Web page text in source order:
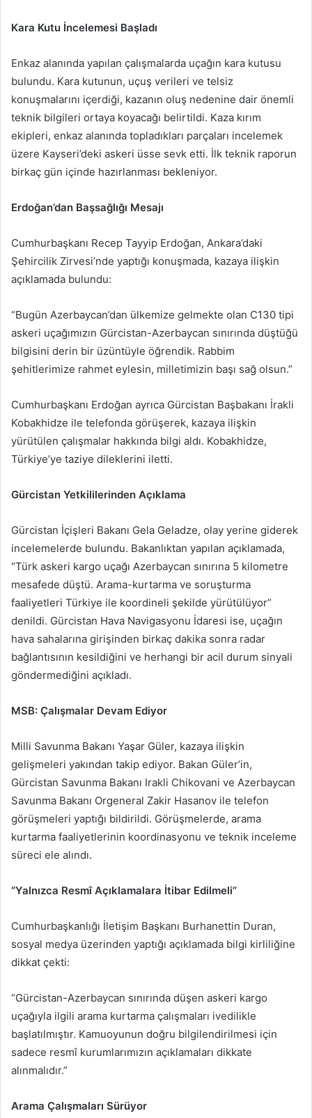
Kara Kutu İncelemesi Başladı
Enkaz alanında yapılan çalışmalarda uçağın kara kutusu
bulundu. Kara kutunun, uçuş verileri ve telsiz
konuşmalarını içerdiği, kazanın oluş nedenine dair önemli
teknik bilgileri ortaya koyacağı belirtildi. Kaza kırım
ekipleri, enkaz alanında topladıkları parçaları incelemek
üzere Kayseri’deki askeri üsse sevk etti. İlk teknik raporun
birkaç gün içinde hazırlanması bekleniyor.
Erdoğan’dan Başsağlığı Mesajı
Cumhurbaşkanı Recep Tayyip Erdoğan, Ankara’daki
Şehircilik Zirvesi’nde yaptığı konuşmada, kazaya ilişkin
açıklamada bulundu:
“Bugün Azerbaycan’dan ülkemize gelmekte olan C130 tipi
askeri uçağımızın Gürcistan-Azerbaycan sınırında düştüğü
bilgisini derin bir üzüntüyle öğrendik. Rabbim
şehitlerimize rahmet eylesin, milletimizin başı sağ olsun.”
Cumhurbaşkanı Erdoğan ayrıca Gürcistan Başbakanı İrakli
Kobakhidze ile telefonda görüşerek, kazaya ilişkin
yürütülen çalışmalar hakkında bilgi aldı. Kobakhidze,
Türkiye’ye taziye dileklerini iletti.
Gürcistan Yetkililerinden Açıklama
Gürcistan İçişleri Bakanı Gela Geladze, olay yerine giderek
incelemelerde bulundu. Bakanlıktan yapılan açıklamada,
“Türk askeri kargo uçağı Azerbaycan sınırına 5 kilometre
mesafede düştü. Arama-kurtarma ve soruşturma
faaliyetleri Türkiye ile koordineli şekilde yürütülüyor”
denildi. Gürcistan Hava Navigasyonu İdaresi ise, uçağın
hava sahalarına girişinden birkaç dakika sonra radar
bağlantısının kesildiğini ve herhangi bir acil durum sinyali
göndermediğini açıkladı.
MSB: Çalışmalar Devam Ediyor
Milli Savunma Bakanı Yaşar Güler, kazaya ilişkin
gelişmeleri yakından takip ediyor. Bakan Güler’in,
Gürcistan Savunma Bakanı Irakli Chikovani ve Azerbaycan
Savunma Bakanı Orgeneral Zakir Hasanov ile telefon
görüşmeleri yaptığı bildirildi. Görüşmelerde, arama
kurtarma faaliyetlerinin koordinasyonu ve teknik inceleme
süreci ele alındı.
“Yalnızca Resmî Açıklamalara İtibar Edilmeli”
Cumhurbaşkanlığı İletişim Başkanı Burhanettin Duran,
sosyal medya üzerinden yaptığı açıklamada bilgi kirliliğine
dikkat çekti:
“Gürcistan-Azerbaycan sınırında düşen askeri kargo
uçağıyla ilgili arama kurtarma çalışmaları ivedilikle
başlatılmıştır. Kamuoyunun doğru bilgilendirilmesi için
sadece resmî kurumlarımızın açıklamaları dikkate
alınmalıdır.”
Arama Çalışmaları Sürüyor